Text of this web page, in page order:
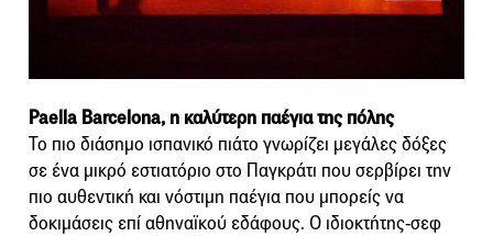
Paella Barcelona, η καλύτερη παέγια της πόλης
Το πιο διάσημο ισπανικό πιάτο γνωρίζει μεγάλες δόξες
σε ένα μικρό εστιατόριο στο Παγκράτι που σερβίρει την
πιο αυθεντική και νόστιμη παέγια που μπορείς να
δοκιμάσεις επί αθηναϊκού εδάφους. Ο ιδιοκτήτης-σεφ